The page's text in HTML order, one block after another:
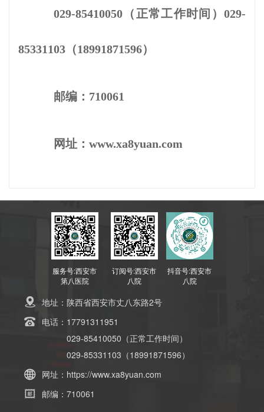
029-85410050（正常工作时间）029-
85331103（18991871596）
邮编：710061
网址：www.xa8yuan.com
服务号:西安市
第八医院
抖音号:西安市
八院
订阅号:西安市
八院
地址： 陕西省西安市丈八东路2号
电话： 17791311951
029-85410050（正常工作时间）
029-85331103（18991871596）
网址： https://www.xa8yuan.com
邮编： 710061